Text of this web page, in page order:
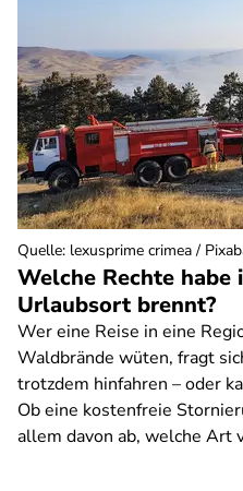
Welche Rechte habe
Urlaubsort brennt?
Wer eine Reise in eine
Waldbrände wüten, fragt
trotzdem hinfahren – oder
Ob eine kostenfreie
allem davon ab, welche Art
Quelle: lexusprime crimea /